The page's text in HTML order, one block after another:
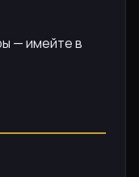
— имейте в